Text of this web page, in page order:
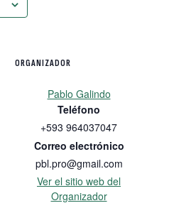
ORGANIZADOR
Pablo Galindo
Teléfono
+593 964037047
Correo electrónico
pbl.pro@gmail.com
Ver el sitio web del
Organizador